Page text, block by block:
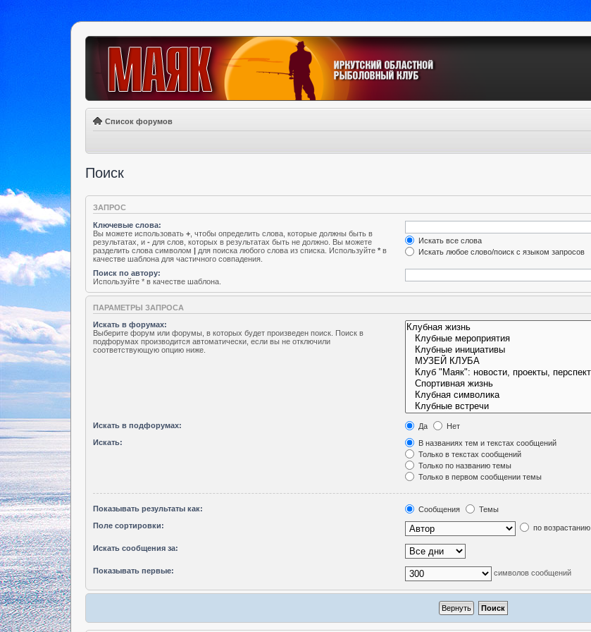
Список форумов
Поиск
ЗАПРОС
Ключевые слова:
Вы можете использовать + , чтобы определить слова, которые должны быть в
результатах, и - для слов, которых в результатах быть не должно. Вы можете
разделить слова символом | для поиска любого слова из списка. Используйте * в
качестве шаблона для частичного совпадения.
Искать все слова
Искать любое слово/поиск с языком запросов
Поиск по автору:
Используйте * в качестве шаблона.
ПАРАМЕТРЫ ЗАПРОСА
Искать в форумах:
Выберите форум или форумы, в которых будет произведен поиск. Поиск в
подфорумах производится автоматически, если вы не отключили
соответствующую опцию ниже.
Искать в подфорумах: Да
Нет
Искать:
В названиях тем и текстах сообщений
Только в текстах сообщений
Только по названию темы
Только в первом сообщении темы
Показывать результаты как: Сообщения
Темы
Поле сортировки:
по возрастанию
Искать сообщения за:
Показывать первые: символов сообщений